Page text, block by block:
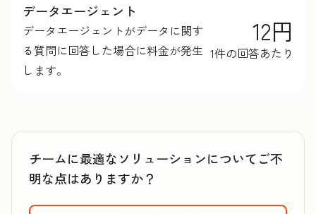
データエージェント
データエージェントがデータに関す
る質問に回答した場合に料金が発生
します。
12円
1件の回答あたり
チームに最適なソリューションについてご不
明な点はありますか？